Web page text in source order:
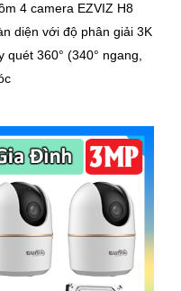
4 camera EZVIZ H8
diện với độ phân giải 3K